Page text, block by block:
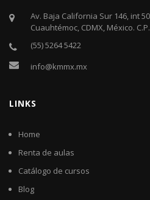
Av. Baja California Sur 146, int
Cuauhtémoc, CDMX, México.
(55) 5264 5422
info@kmmx.mx
LINKS
Home
Renta de aulas
Catálogo de cursos
Blog